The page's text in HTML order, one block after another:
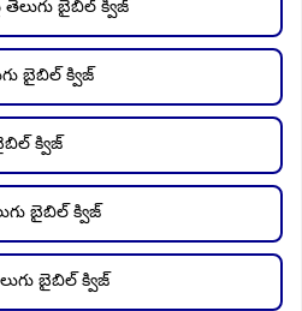
బైబిల్ క్విజ్
బైబిల్ క్విజ్
క్విజ్
బైబిల్ క్విజ్
బైబిల్ క్విజ్